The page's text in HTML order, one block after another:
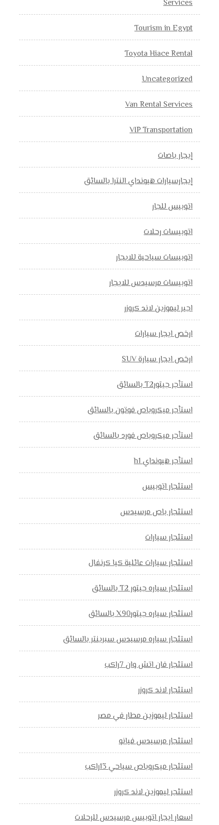
Services
Tourism in Egypt
Toyota Hiace Rental
Uncategorized
Van Rental Services
VIP Transportation
إيجار باصات
إيجارسيارات هيونداي النترا بالسائق
اتوبيس للجار
اتوبيسات رحلات
اتوبيسات سياحية للايجار
اتوبيسات مرسيدس للايجار
اجير ليموزين لاند كروزر
ارخص ايجار سيارات
ارخص ايجار سيارة SUV
استأجر جيتورT2 بالسائق
استأجر ميكروباص فوتون بالسائق
استأجر ميكروباص فورد بالسائق
استأجر هيونداي h1
استئجار اتوبيس
استئجار باص مرسيدس
استئجار سيارات
استئجار سيارات عائلية كيا كرنفال
استئجار سياره جيتور T2 بالسائق
استئجار سياره جيتورX90 بالسائق
استئجار سياره مرسيدس سبرينتر بالسائق
استئجار فان اتش وان 7راكب
استئجار لاند كروزر
استئجار ليموزين مطار في مصر
استئجار مرسيدس فيانو
استئجار ميكروباص سياحي 13راكب
استئجر ليموزين لاند كروزر
اسعار ايجار اتوبيس مرسيدس للرحلات